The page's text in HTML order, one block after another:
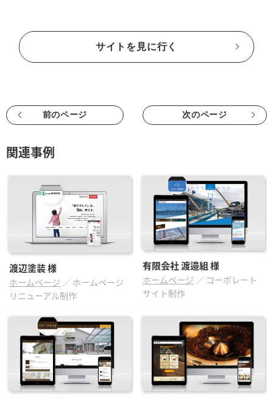
サイトを見に行く
前のページ 次のページ
関連事例
渡辺塗装様
ホームページ ／ ホームページ
リニューアル制作
有限会社 渡邉組様
ホームページ ／ コーポレート
サイト制作